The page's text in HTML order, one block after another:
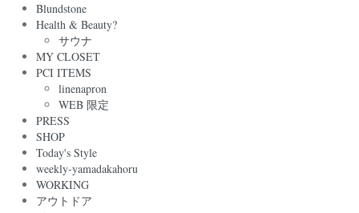
Blundstone
Health & Beauty?
サウナ
MY CLOSET
PCI ITEMS
linenapron
WEB 限定
PRESS
SHOP
Today's Style
weekly-yamadakahoru
WORKING
アウトドア